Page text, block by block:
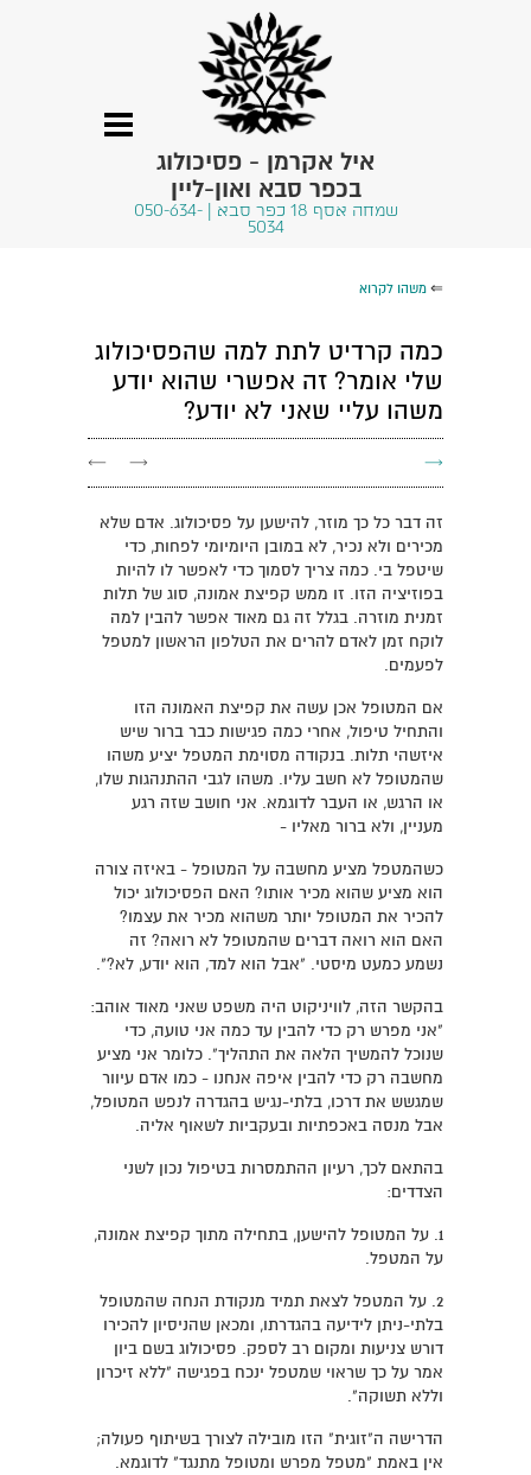
איל אקרמן - פסיכולוג
בכפר סבא ואון-ליין
שמחה אסף 18 כפר סבא | 050-634-
5034
⇐ משהו לקרוא
כמה קרדיט לתת למה שהפסיכולוג
שלי אומר? זה אפשרי שהוא יודע
משהו עליי שאני לא יודע?
→
→
←
זה דבר כל כך מוזר, להישען על פסיכולוג. אדם שלא
מכירים ולא נכיר, לא במובן היומיומי לפחות, כדי
שיטפל בי. כמה צריך לסמוך כדי לאפשר לו להיות
בפוזיציה הזו. זו ממש קפיצת אמונה, סוג של תלות
זמנית מוזרה. בגלל זה גם מאוד אפשר להבין למה
לוקח זמן לאדם להרים את הטלפון הראשון למטפל
לפעמים.
אם המטופל אכן עשה את קפיצת האמונה הזו
והתחיל טיפול, אחרי כמה פגישות כבר ברור שיש
איזשהי תלות. בנקודה מסוימת המטפל יציע משהו
שהמטופל לא חשב עליו. משהו לגבי ההתנהגות שלו,
או הרגש, או העבר לדוגמא. אני חושב שזה רגע
מעניין, ולא ברור מאליו -
כשהמטפל מציע מחשבה על המטופל - באיזה צורה
הוא מציע שהוא מכיר אותו? האם הפסיכולוג יכול
להכיר את המטופל יותר משהוא מכיר את עצמו?
האם הוא רואה דברים שהמטופל לא רואה? זה
נשמע כמעט מיסטי. "אבל הוא למד, הוא יודע, לא?".
בהקשר הזה, לוויניקוט היה משפט שאני מאוד אוהב:
"אני מפרש רק כדי להבין עד כמה אני טועה, כדי
שנוכל להמשיך הלאה את התהליך". כלומר אני מציע
מחשבה רק כדי להבין איפה אנחנו - כמו אדם עיוור
שמגשש את דרכו, בלתי-נגיש בהגדרה לנפש המטופל,
אבל מנסה באכפתיות ובעקביות לשאוף אליה.
בהתאם לכך, רעיון ההתמסרות בטיפול נכון לשני
הצדדים:
1. על המטופל להישען, בתחילה מתוך קפיצת אמונה,
על המטפל.
2. על המטפל לצאת תמיד מנקודת הנחה שהמטופל
בלתי-ניתן לידיעה בהגדרתו, ומכאן שהניסיון להכירו
דורש צניעות ומקום רב לספק. פסיכולוג בשם ביון
אמר על כך שראוי שמטפל ינכח בפגישה "ללא זיכרון
וללא תשוקה".
הדרישה ה"זוגית" הזו מובילה לצורך בשיתוף פעולה;
אין באמת "מטפל מפרש ומטופל מתנגד" לדוגמא.